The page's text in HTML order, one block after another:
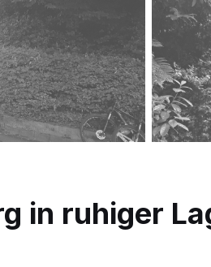
in ruhiger